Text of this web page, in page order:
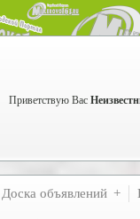
Приветствую Вас
Доска объявлений